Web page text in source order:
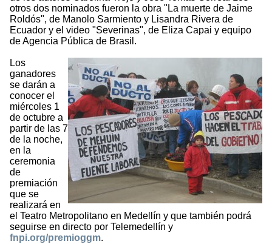
otros dos nominados fueron la obra "La muerte de Jaime
Roldós", de Manolo Sarmiento y Lisandra Rivera de
Ecuador y el video "Severinas", de Eliza Capai y equipo
de Agencia Pública de Brasil.
Los
ganadores
se darán a
conocer el
miércoles 1
de octubre a
partir de las 7
de la noche,
en la
ceremonia
de
premiación
que se
realizará en
el Teatro Metropolitano en Medellín y que también podrá
seguirse en directo por Telemedellín y
fnpi.org/premioggm.